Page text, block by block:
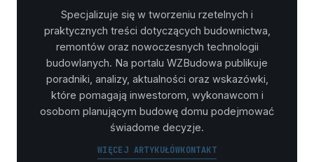
Specjalizuje się w tworzeniu rzetelnych i
praktycznych treści dotyczących budownictwa,
remontów oraz nowoczesnych technologii
budowlanych. Na portalu WZBudowa publikuje
poradniki, analizy, aktualności oraz wskazówki,
które pomagają inwestorom, wykonawcom i
osobom planującym budowę domu podejmować
świadome decyzje.
WIĘCEJ ARTYKUŁÓWKONTAKT